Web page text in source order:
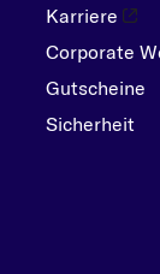
Karriere
Corporate
Gutscheine
Sicherheit